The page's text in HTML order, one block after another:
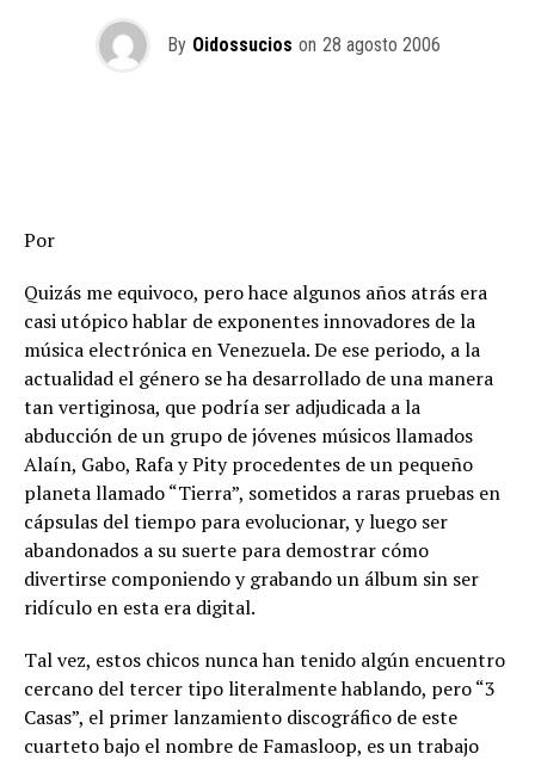
By Oidossucios on 28 agosto 2006
Por
Quizás me equivoco, pero hace algunos años atrás era
casi utópico hablar de exponentes innovadores de la
música electrónica en Venezuela. De ese periodo, a la
actualidad el género se ha desarrollado de una manera
tan vertiginosa, que podría ser adjudicada a la
abducción de un grupo de jóvenes músicos llamados
Alaín, Gabo, Rafa y Pity procedentes de un pequeño
planeta llamado “Tierra”, sometidos a raras pruebas en
cápsulas del tiempo para evolucionar, y luego ser
abandonados a su suerte para demostrar cómo
divertirse componiendo y grabando un álbum sin ser
ridículo en esta era digital.
Tal vez, estos chicos nunca han tenido algún encuentro
cercano del tercer tipo literalmente hablando, pero “3
Casas”, el primer lanzamiento discográfico de este
cuarteto bajo el nombre de Famasloop, es un trabajo